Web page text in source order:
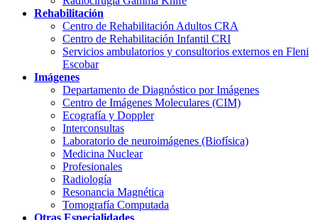
Rehabilitación
Centro de Rehabilitación Adultos CRA
Centro de Rehabilitación Infantil CRI
Servicios ambulatorios y consultorios externos en Fleni
Escobar
Imágenes
Departamento de Diagnóstico por Imágenes
Centro de Imágenes Moleculares (CIM)
Ecografía y Doppler
Interconsultas
Laboratorio de neuroimágenes (Biofísica)
Medicina Nuclear
Profesionales
Radiología
Resonancia Magnética
Tomografía Computada
Otras Especialidades